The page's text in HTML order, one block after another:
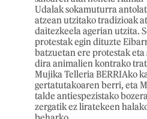
Udalak sokamuturra
atzean utzitako tradizioak
daitezkeela agerian utzita.
protestak egin dituzte
batzuetan ere protestak
dira animalien kontrako
Mujika Telleria BERRIAko
gertatutakoaren berri, eta
talde antiespezistako
zergatik ez liratekeen